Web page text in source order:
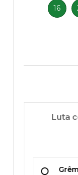
16
Luta